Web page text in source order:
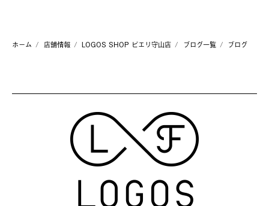
ホーム 店舗情報 LOGOS SHOP ピエリ守山店 ブログ一覧 ブログ